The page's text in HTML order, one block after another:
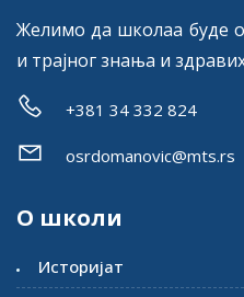
Желимо да школаа буде
и трајног знања и
+381 34 332 824
osrdomanovic@mts.rs
О школи
Историјат